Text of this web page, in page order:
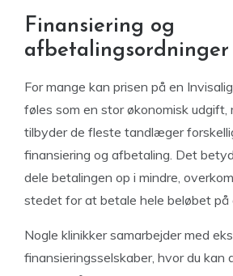
Finansiering og
afbetalingsordninger
For mange kan prisen på en
føles som en stor økonomisk udgift,
tilbyder de fleste tandlæger
finansiering og afbetaling. Det
dele betalingen op i mindre,
stedet for at betale hele beløbet på
Nogle klinikker samarbejder med
finansieringsselskaber, hvor du kan